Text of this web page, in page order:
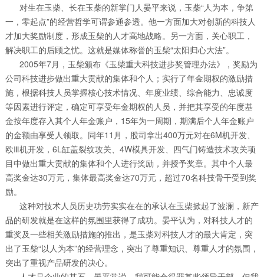
对生在玉柴、长在玉柴的新掌门人晏平来说，玉柴“人为本，争第
一，零起点”的经营哲学可谓参通参透。他一方面加大对创新的科技人
才加大奖励制度，形成玉柴的人才高地战略。另一方面，关心职工，
解决职工的后顾之忧。这就是媒体称誉的玉柴“太阳归心大法”。
2005年7月，玉柴颁布《玉柴重大科技进步奖管理办法》，奖励为
公司科技进步做出重大贡献的集体和个人；实行了年金期权的激励措
施，根据科技人员掌握核心技术情况、年度业绩、综合能力、忠诚度
等因素进行评定，确定可享受年金期权的人员，并把其享受的年度基
金按年度存入其个人年金账户，15年为一周期，期满后个人年金账户
的金额由享受人领取。同年11月，股司拿出400万元对在6M机开发、
欧Ⅲ机开发，6L缸盖裂纹攻关、4W模具开发、四气门铸造技术攻关项
目中做出重大贡献的集体和个人进行奖励，并授予奖章。其中个人最
高奖金达30万元，集体最高奖金达70万元，超过70名科技骨干受到奖
励。
这种对技术人员历史功劳实实在在的承认在玉柴掀起了波澜，新产
品的研发就是在这样的氛围里获得了成功。晏平认为，对科技人才的
重奖及一些相关激励措施的推出，是玉柴对科技人才的最大肯定，突
出了玉柴“以人为本”的经营理念，突出了尊重知识、尊重人才的氛围，
突出了重视产品研发的决心。